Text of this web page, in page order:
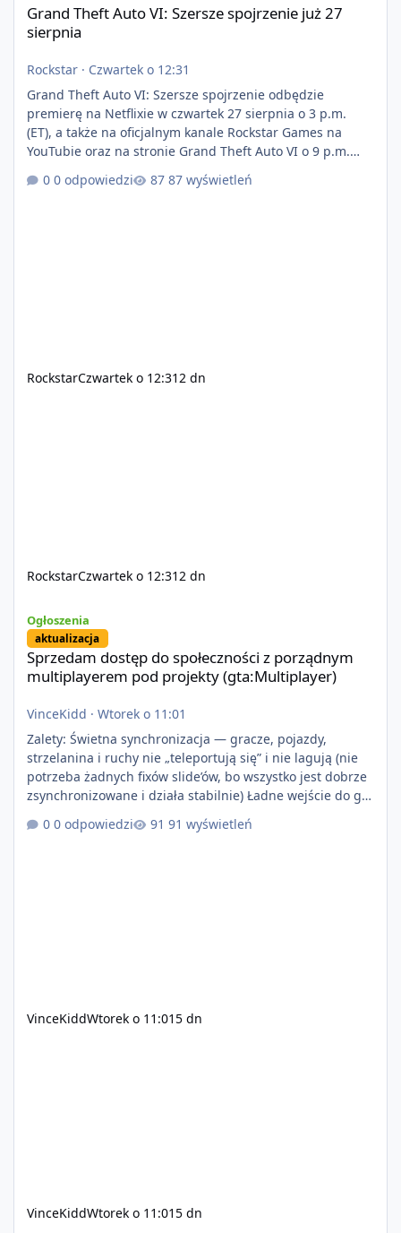
Grand Theft Auto VI: Szersze spojrzenie już 27
sierpnia
Rockstar · Czwartek o 12:31
Grand Theft Auto VI: Szersze spojrzenie odbędzie
premierę na Netflixie w czwartek 27 sierpnia o 3 p.m.
(ET), a także na oficjalnym kanale Rockstar Games na
YouTubie oraz na stronie Grand Theft Auto VI o 9 p.m.
(ET) 27 sierpnia. https://netflix.com/GTAVI Grand Theft
Auto VI będzie dostępne 19 listopada na PlayStation 5
0 odpowiedzi 87 wyświetleń
RockstarCzwartek o 12:312 dn
RockstarCzwartek o 12:312 dn
Ogłoszenia
aktualizacja
Sprzedam dostęp do społeczności z porządnym
multiplayerem pod projekty (gta:Multiplayer)
VinceKidd · Wtorek o 11:01
Zalety: Świetna synchronizacja — gracze, pojazdy,
strzelanina i ruchy nie „teleportują się” i nie lagują (nie
potrzeba żadnych fixów slide’ów, bo wszystko jest dobrze
zsynchronizowane i działa stabilnie) Ładne wejście do gry
+ solidny antycheat na poziomie multiplayera Wygodne
pisanie własnych modów i skryptów (wsparcie C# / JS /
0 odpowiedzi 91 wyświetleń
VinceKiddWtorek o 11:015 dn
VinceKiddWtorek o 11:015 dn